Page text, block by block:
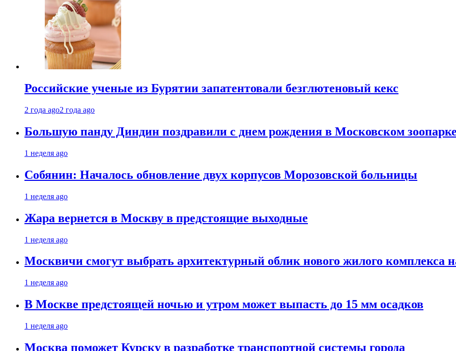
Российские ученые из Бурятии запатентовали безглютеновый кекс
2 года ago2 года ago
Большую панду Диндин поздравили с днем рождения в Московском зоопарке
1 неделя ago
Собянин: Началось обновление двух корпусов Морозовской больницы
1 неделя ago
Жара вернется в Москву в предстоящие выходные
1 неделя ago
Москвичи смогут выбрать архитектурный облик нового жилого комплекса
1 неделя ago
В Москве предстоящей ночью и утром может выпасть до 15 мм осадков
1 неделя ago
Москва поможет Курску в разработке транспортной системы города